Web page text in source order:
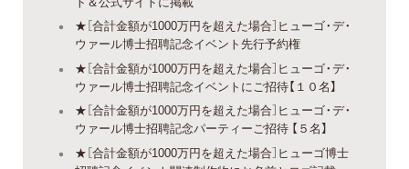
★［合計金額が1000万円を超えた場合］ヒューゴ・デ・
ウァール博士招聘記念イベント先行予約権
★［合計金額が1000万円を超えた場合］ヒューゴ・デ・
ウァール博士招聘記念イベントにご招待【１０名】
★［合計金額が1000万円を超えた場合］ヒューゴ・デ・
ウァール博士招聘記念パーティーご招待 【５名】
★［合計金額が1000万円を超えた場合］ヒューゴ博士